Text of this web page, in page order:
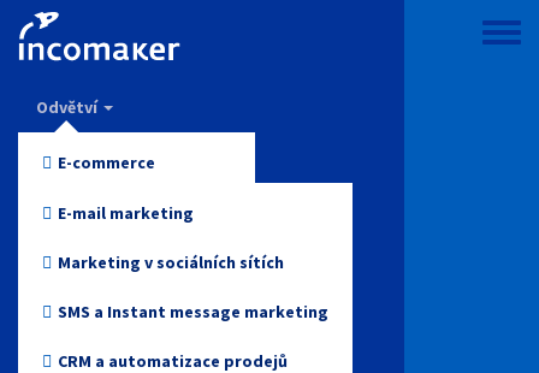
Přejít
hlavnímu
Toggle
Incomaker
Odvětví
E-commerce
Móda a oblečení
Elektronika
Zdraví a krása
Hračky
Vlastnosti
E-mail marketing
Marketing v sociálních sítích
SMS a Instant message marketing
CRM a automatizace prodejů
Ceny
Podpora a znalosti
Blog
Přihlášení